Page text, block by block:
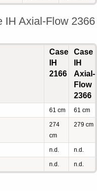
IH Axial-Flow 2366
Case
IH
2166
Case
IH
Axial-
Flow
2366
61 cm 61 cm
274
cm
279 cm
n.d. n.d.
n.d. n.d.